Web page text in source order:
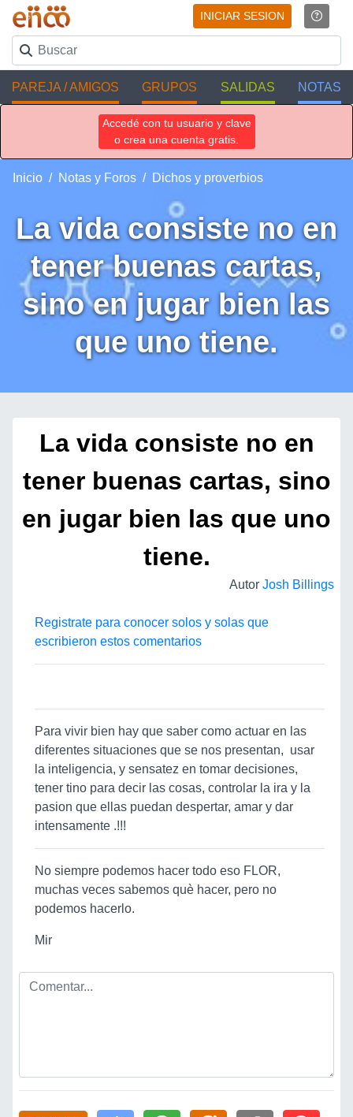
INICIAR SESION
PAREJA / AMIGOS GRUPOS SALIDAS NOTAS
Accedé con tu usuario y clave
o crea una cuenta gratis.
Inicio Notas y Foros Dichos y proverbios
La vida consiste no en
tener buenas cartas,
sino en jugar bien las
que uno tiene.
La vida consiste no en
tener buenas cartas, sino
en jugar bien las que uno
tiene.
Autor Josh Billings
Registrate para conocer solos y solas que
escribieron estos comentarios
Para vivir bien hay que saber como actuar en las
diferentes situaciones que se nos presentan, usar
la inteligencia, y sensatez en tomar decisiones,
tener tino para decir las cosas, controlar la ira y la
pasion que ellas puedan despertar, amar y dar
intensamente .!!!
No siempre podemos hacer todo eso FLOR,
muchas veces sabemos què hacer, pero no
podemos hacerlo.
Mir